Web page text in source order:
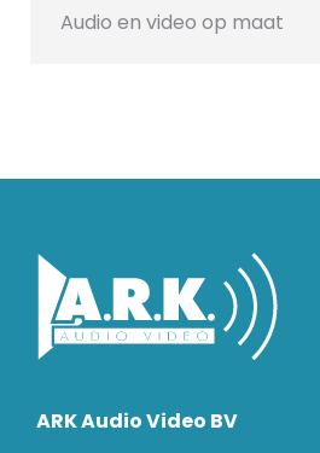
Audio en video op maat
ARK Audio Video BV